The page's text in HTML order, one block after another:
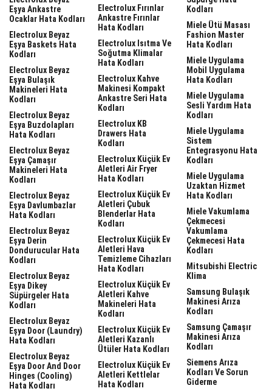
Eşya Ankastre
Ocaklar Hata Kodları
Electrolux Beyaz
Eşya Baskets Hata
Kodları
Electrolux Beyaz
Eşya Bulaşık
Makineleri Hata
Kodları
Electrolux Beyaz
Eşya Buzdolapları
Hata Kodları
Electrolux Beyaz
Eşya Çamaşır
Makineleri Hata
Kodları
Electrolux Beyaz
Eşya Davlumbazlar
Hata Kodları
Electrolux Beyaz
Eşya Derin
Dondurucular Hata
Kodları
Electrolux Beyaz
Eşya Dikey
Süpürgeler Hata
Kodları
Electrolux Beyaz
Eşya Door (laundry)
Hata Kodları
Electrolux Beyaz
Eşya Door And Door
Hinges (cooling)
Hata Kodları
Electrolux Fırınlar
Ankastre Fırınlar
Hata Kodları
Electrolux Isıtma Ve
Soğutma Klimalar
Hata Kodları
Electrolux Kahve
Makinesi Kompakt
Ankastre Seri Hata
Kodları
Electrolux KB
Drawers Hata
Kodları
Electrolux Küçük Ev
Aletleri Air Fryer
Hata Kodları
Electrolux Küçük Ev
Aletleri Çubuk
Blenderlar Hata
Kodları
Electrolux Küçük Ev
Aletleri Hava
Temizleme Cihazları
Hata Kodları
Electrolux Küçük Ev
Aletleri Kahve
Makineleri Hata
Kodları
Electrolux Küçük Ev
Aletleri Kazanlı
Ütüler Hata Kodları
Electrolux Küçük Ev
Aletleri Kettlelar
Hata Kodları
Kodları
Miele Ütü Masası
Fashion Master
Hata Kodları
Miele Uygulama
Mobil Uygulama
Hata Kodları
Miele Uygulama
Sesli Yardım Hata
Kodları
Miele Uygulama
Sistem
Entegrasyonu Hata
Kodları
Miele Uygulama
Uzaktan Hizmet
Hata Kodları
Miele Vakumlama
Çekmecesi
Vakumlama
Çekmecesi Hata
Kodları
Mitsubishi Electric
Klima
Samsung Bulaşık
Makinesi Arıza
Kodları
Samsung Çamaşır
Makinesi Arıza
Kodları
Siemens Arıza
Kodları Ve Sorun
Giderme